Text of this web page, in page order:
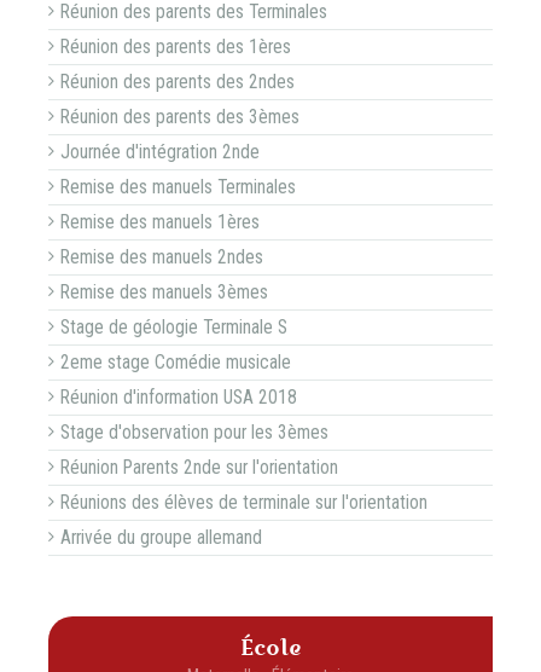
Réunion des parents des Terminales
Réunion des parents des 1ères
Réunion des parents des 2ndes
Réunion des parents des 3èmes
Journée d'intégration 2nde
Remise des manuels Terminales
Remise des manuels 1ères
Remise des manuels 2ndes
Remise des manuels 3èmes
Stage de géologie Terminale S
2eme stage Comédie musicale
Réunion d'information USA 2018
Stage d'observation pour les 3èmes
Réunion Parents 2nde sur l'orientation
Réunions des élèves de terminale sur l'orientation
Arrivée du groupe allemand
École